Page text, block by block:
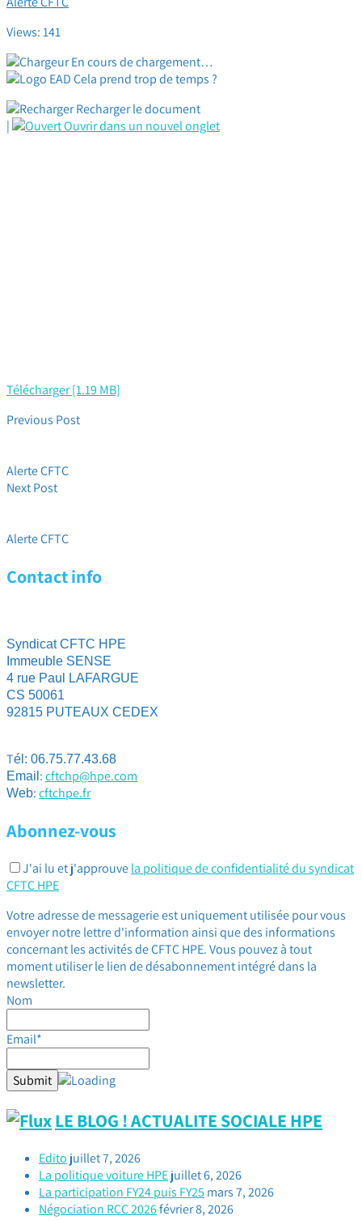
Views: 141
En cours de chargement…
Cela prend trop de temps ?
Recharger le document
|
Ouvrir dans un nouvel onglet
Télécharger [1.19 MB]
Previous Post
Alerte CFTC
Next Post
Alerte CFTC
Contact info
Syndicat CFTC HPE
Immeuble SENSE
4 rue Paul LAFARGUE
CS 50061
92815 PUTEAUX CEDEX
Tél: 06.75.77.43.68
Email :cftchp@hpe.com
Web:cftchpe.fr
Abonnez-vous
J'ai lu et j'approuvela politique de confidentialité du syndicat
CFTC HPE
Votre adresse de messagerie est uniquement utilisée pour vous
envoyer notre lettre d'information ainsi que des informations
concernant les activités de CFTC HPE. Vous pouvez à tout
moment utiliser le lien de désabonnement intégré dans la
newsletter.
Nom
Email*
LE BLOG ! ACTUALITE SOCIALE HPE
Edito juillet 7, 2026
La politique voiture HPEjuillet 6, 2026
La participation FY24 puis FY25 mars 7, 2026
Négociation RCC 2026février 8, 2026